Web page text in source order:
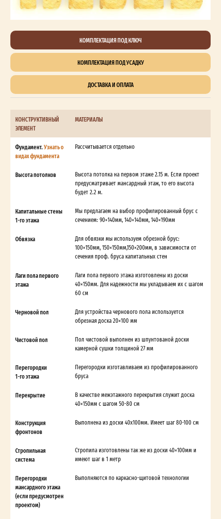
КОМПЛЕКТАЦИЯ ПОД КЛЮЧ
КОМПЛЕКТАЦИЯ ПОД УСАДКУ
ДОСТАВКА И ОПЛАТА
КОНСТРУКТИВНЫЙ
ЭЛЕМЕНТ
МАТЕРИАЛЫ
Фундамент.Узнать о
видах фундамента
Рассчитывается отдельно
Высота потолков
Высота потолка на первом этаже 2.15 м. Если проект
предусматривает мансардный этаж, то его высота
будет 2.2 м.
Капитальные стены
1-го этажа
Мы предлагаем на выбор профилированный брус с
сечением: 90×140мм, 140×140мм, 140×190мм
Обвязка
Для обвязки мы используем обрезной брус:
100×150мм, 150×150мм,150×200мм, в зависимости от
сечения проф. бруса капитальных стен
Лаги пола первого
этажа
Лаги пола первого этажа изготовлены из доски
40×150мм. Для надежности мы укладываем их с шагом
60 см
Черновой пол
Для устройства чернового пола используется
обрезная доска 20×100 мм
Чистовой пол
Пол чистовой выполнен из шпунтованой доски
камерной сушки толщиной 27 мм
Перегородки
1-го этажа
Перегородки изготавливаем из профилированного
бруса
Перекрытие
В качестве межэтажного перекрытия служит доска
40×150мм с шагом 50-80 см
Конструкция
фронтонов
Выполнена из доски 40х100мм. Имеет шаг 80-100 см
Стропильная
система
Стропила изготовлены так же из доски 40×100мм и
имеют шаг в 1 метр
Перегородки
мансардного этажа
(если предусмотрен
проектом)
Выполняются по каркасно-щитовой технологии